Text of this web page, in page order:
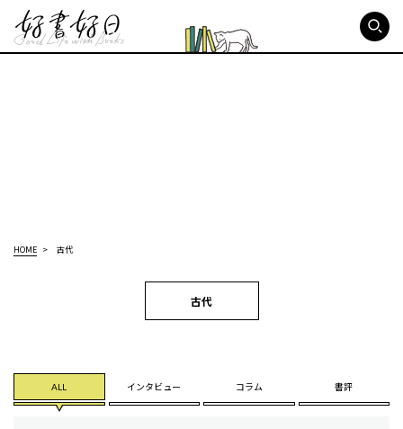
HOME 古代
古代
ALL インタビュー コラム 書評